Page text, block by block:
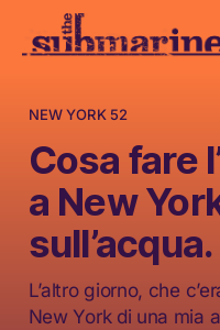
NEW YORK 52
Cosa fare
a New
sull’acqua.
L’altro giorno, che
New York di una mia